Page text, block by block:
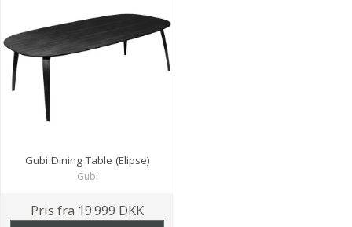
Gubi Dining Table (Elipse)
Gubi
Pris fra 19.999 DKK